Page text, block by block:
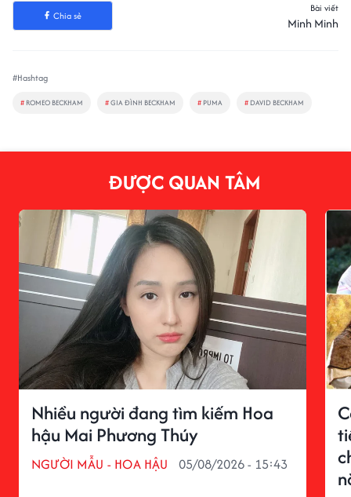
Chia sẻ
Bài viết
Minh Minh
#Hashtag
# ROMEO BECKHAM #GIA ĐÌNH BECKHAM # PUMA # DAVID BECKHAM
ĐƯỢC QUAN TÂM
Nhiều người đang tìm kiếm Hoa
hậu Mai Phương Thúy
NGƯỜI MẪU - HOA HẬU 05/08/2026 - 15:43